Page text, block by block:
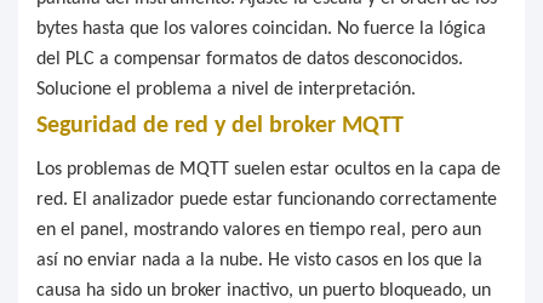
bytes hasta que los valores coincidan. No fuerce la lógica
del PLC a compensar formatos de datos desconocidos.
Solucione el problema a nivel de interpretación.
Seguridad de red y del broker MQTT
Los problemas de MQTT suelen estar ocultos en la capa de
red. El analizador puede estar funcionando correctamente
en el panel, mostrando valores en tiempo real, pero aun
así no enviar nada a la nube. He visto casos en los que la
causa ha sido un broker inactivo, un puerto bloqueado, un